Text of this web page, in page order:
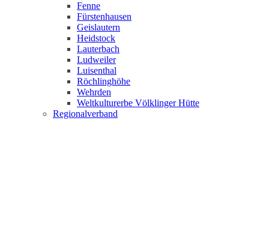
Fenne
Fürstenhausen
Geislautern
Heidstock
Lauterbach
Ludweiler
Luisenthal
Röchlinghöhe
Wehrden
Weltkulturerbe Völklinger Hütte
Regionalverband